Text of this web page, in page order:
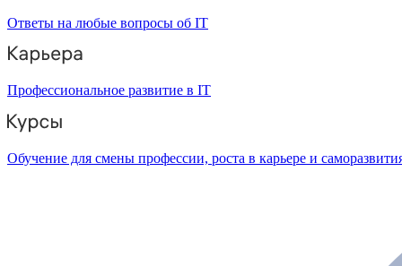
Ответы на любые вопросы об IT
Профессиональное развитие в IT
Обучение для смены профессии, роста в карьере и